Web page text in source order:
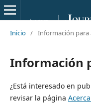
Inicio / Información para
Información
¿Está interesado en
revisar la página